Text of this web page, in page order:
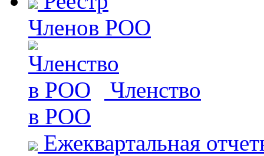
Членов РОО
Членство
в РОО
Ежеквартальная